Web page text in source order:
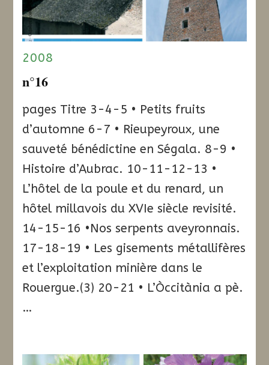
2008
n°16
pages Titre 3-4-5 • Petits fruits
d’automne 6-7 • Rieupeyroux, une
sauveté bénédictine en Ségala. 8-9 •
Histoire d’Aubrac. 10-11-12-13 •
L’hôtel de la poule et du renard, un
hôtel millavois du XVIe siècle revisité.
14-15-16 •Nos serpents aveyronnais.
17-18-19 • Les gisements métallifères
et l’exploitation minière dans le
Rouergue.(3) 20-21 • L’Òccitània a pè.
…